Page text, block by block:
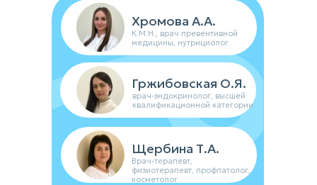
Гржибовская О.Я.
врач-эндокринолог, высшей
квалификационной категории
Хромова А.А.
К.М.Н., врач превентивной
медицины, нутрициолог
Щербина Т.А.
Врач-терапевт,
физиотерапевт, профпатолог,
косметолог